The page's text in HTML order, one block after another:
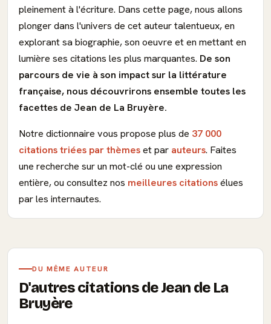
pleinement à l'écriture. Dans cette page, nous allons
plonger dans l'univers de cet auteur talentueux, en
explorant sa biographie, son oeuvre et en mettant en
lumière ses citations les plus marquantes. De son
parcours de vie à son impact sur la littérature
française, nous découvrirons ensemble toutes les
facettes de Jean de La Bruyère.
Notre dictionnaire vous propose plus de 37 000
citations triées par thèmeset par auteurs. Faites
une recherche sur un mot-clé ou une expression
entière, ou consultez nos meilleures citationsélues
par les internautes.
DU MÊME AUTEUR
D'autres citations de Jean de La
Bruyère